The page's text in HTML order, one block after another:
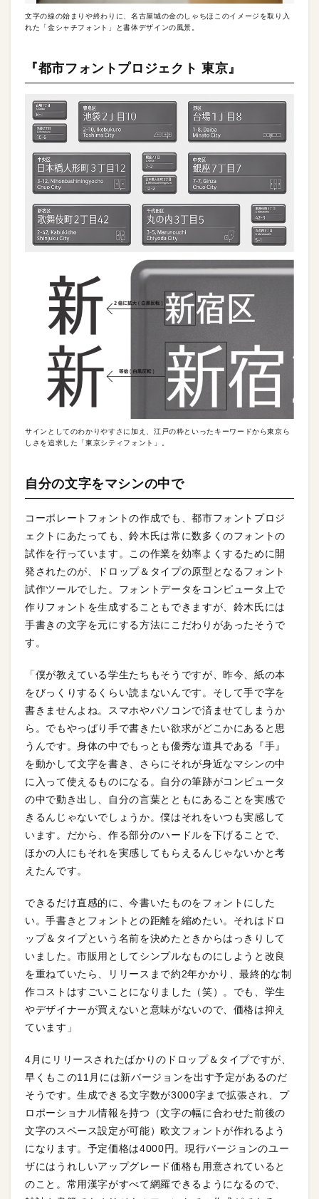
文字の線の始まりや終わりに、名古屋城の金のしゃちほこのイメージを取り入
れた「金シャチフォント」と書体デザインの風景。
『都市フォントプロジェクト 東京』
サインとしてのわかりやすさに加え、江戸の粋といったキーワードから東京ら
しさを追求した「東京シティフォント」。
自分の文字をマシンの中で
コーポレートフォントの作成でも、都市フォントプロジ
ェクトにあたっても、鈴木氏は常に数多くのフォントの
試作を行っています。この作業を効率よくするために開
発されたのが、ドロップ＆タイプの原型となるフォント
試作ツールでした。フォントデータをコンピュータ上で
作りフォントを生成することもできますが、鈴木氏には
手書きの文字を元にする方法にこだわりがあったそうで
す。
「僕が教えている学生たちもそうですが、昨今、紙の本
をびっくりするくらい読まないんです。そして手で字を
書きませんよね。スマホやパソコンで済ませてしまうか
ら。でもやっぱり手で書きたい欲求がどこかにあると思
うんです。身体の中でもっとも優秀な道具である『手』
を動かして文字を書き、さらにそれが身近なマシンの中
に入って使えるものになる。自分の筆跡がコンピュータ
の中で動き出し、自分の言葉とともにあることを実感で
きるんじゃないでしょうか。僕はそれをいつも実感して
います。だから、作る部分のハードルを下げることで、
ほかの人にもそれを実感してもらえるんじゃないかと考
えたんです。
できるだけ直感的に、今書いたものをフォントにした
い。手書きとフォントとの距離を縮めたい。それはドロ
ップ＆タイプという名前を決めたときからはっきりして
いました。市販用としてシンプルなものにしようと改良
を重ねていたら、リリースまで約2年かかり、最終的な制
作コストはすごいことになりました（笑）。でも、学生
やデザイナーが買えないと意味がないので、価格は抑え
ています」
4月にリリースされたばかりのドロップ＆タイプですが、
早くもこの11月には新バージョンを出す予定があるのだ
そうです。生成できる文字数が3000字まで拡張され、プ
ロポーショナル情報を持つ（文字の幅に合わせた前後の
文字のスペース設定が可能）欧文フォントが作れるよう
になります。予定価格は4000円。現行バージョンのユー
ザにはうれしいアップグレード価格も用意されていると
のこと。常用漢字がすべて網羅できるようになるので、